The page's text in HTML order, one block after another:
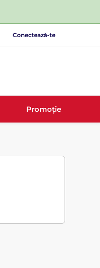
Conectează-te
Promoție